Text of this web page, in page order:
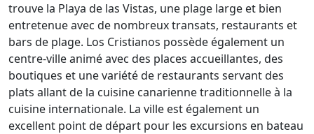
trouve la Playa de las Vistas, une plage large et bien
entretenue avec de nombreux transats, restaurants et
bars de plage. Los Cristianos possède également un
centre-ville animé avec des places accueillantes, des
boutiques et une variété de restaurants servant des
plats allant de la cuisine canarienne traditionnelle à la
cuisine internationale. La ville est également un
excellent point de départ pour les excursions en bateau